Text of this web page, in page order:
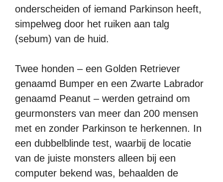
onderscheiden of iemand Parkinson heeft,
simpelweg door het ruiken aan talg
(sebum) van de huid.
Twee honden – een Golden Retriever
genaamd Bumper en een Zwarte Labrador
genaamd Peanut – werden getraind om
geurmonsters van meer dan 200 mensen
met en zonder Parkinson te herkennen. In
een dubbelblinde test, waarbij de locatie
van de juiste monsters alleen bij een
computer bekend was, behaalden de